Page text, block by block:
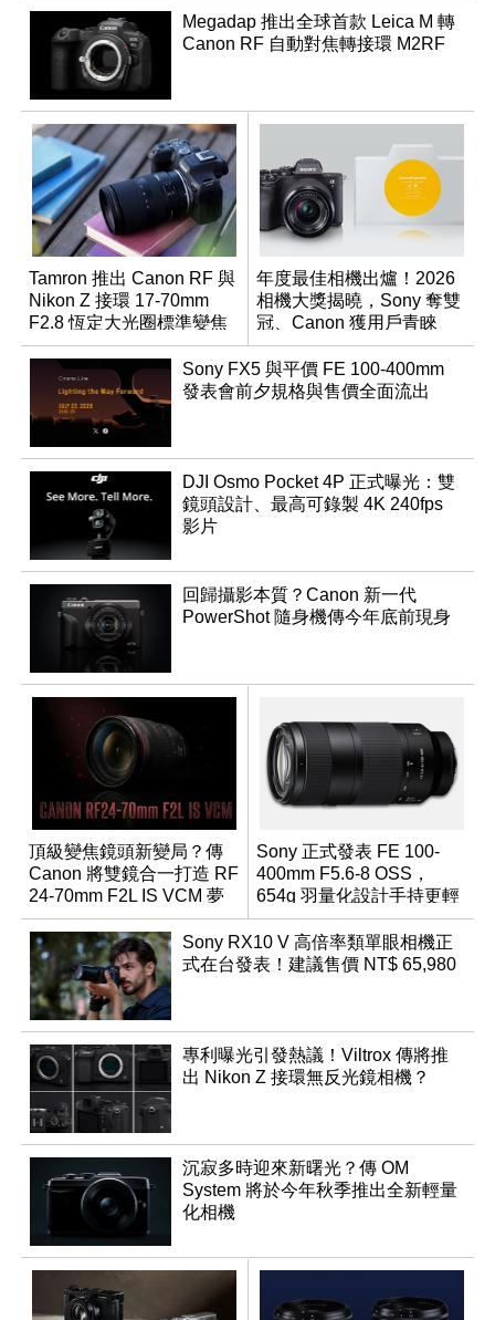
Megadap 推出全球首款 Leica M 轉
Canon RF 自動對焦轉接環 M2RF
Tamron 推出 Canon RF 與
Nikon Z 接環 17-70mm
F2.8 恆定大光圈標準變焦
鏡
年度最佳相機出爐！2026
相機大獎揭曉，Sony 奪雙
冠、Canon 獲用戶青睞
Sony FX5 與平價 FE 100-400mm
發表會前夕規格與售價全面流出
DJI Osmo Pocket 4P 正式曝光：雙
鏡頭設計、最高可錄製 4K 240fps
影片
回歸攝影本質？Canon 新一代
PowerShot 隨身機傳今年底前現身
頂級變焦鏡頭新變局？傳
Canon 將雙鏡合一打造 RF
24-70mm F2L IS VCM 夢
幻規格
Sony 正式發表 FE 100-
400mm F5.6-8 OSS，
654g 羽量化設計手持更輕
鬆
Sony RX10 V 高倍率類單眼相機正
式在台發表！建議售價 NT$ 65,980
專利曝光引發熱議！Viltrox 傳將推
出 Nikon Z 接環無反光鏡相機？
沉寂多時迎來新曙光？傳 OM
System 將於今年秋季推出全新輕量
化相機